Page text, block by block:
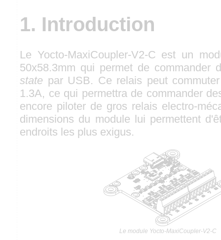
1. Introduction
Le Yocto-MaxiCoupler-V2-C est un
50x58.3mm qui permet de commander
state par USB. Ce relais peut
1.3A, ce qui permettra de commander
encore piloter de gros relais electro-
dimensions du module lui permettent
endroits les plus exigus.
Le module Yocto-MaxiCoupler-V2-C